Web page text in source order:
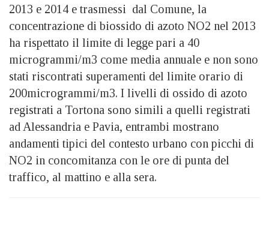
2013 e 2014 e trasmessi dal Comune, la
concentrazione di biossido di azoto NO2 nel 2013
ha rispettato il limite di legge pari a 40
microgrammi/m3 come media annuale e non sono
stati riscontrati superamenti del limite orario di
200microgrammi/m3. I livelli di ossido di azoto
registrati a Tortona sono simili a quelli registrati
ad Alessandria e Pavia, entrambi mostrano
andamenti tipici del contesto urbano con picchi di
NO2 in concomitanza con le ore di punta del
traffico, al mattino e alla sera.